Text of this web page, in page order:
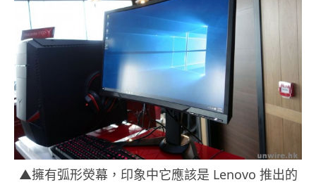
▲擁有弧形熒幕，印象中它應該是 Lenovo 推出的